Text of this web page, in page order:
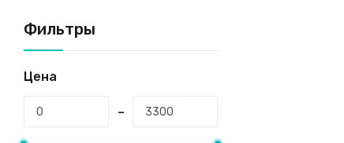
Фильтры
Цена